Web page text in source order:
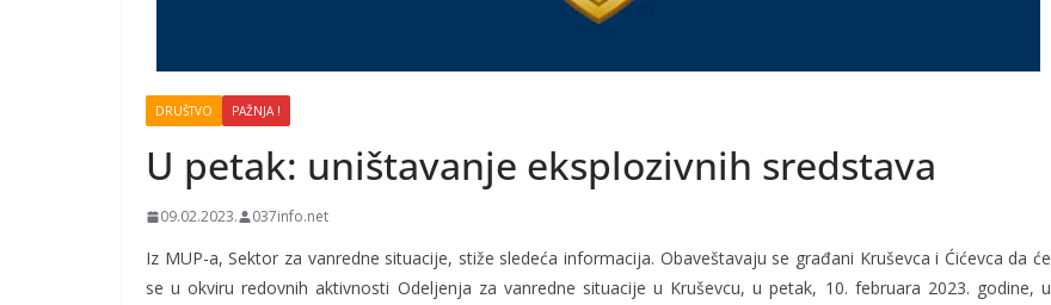
DRUŠTVO PAŽNJA !
U petak: uništavanje eksplozivnih sredstava
09.02.2023. 037info.net
Iz MUP-a, Sektor za vanredne situacije, stiže sledeća informacija. Obaveštavaju se građani Kruševca i Ćićevca da će
se u okviru redovnih aktivnosti Odeljenja za vanredne situacije u Kruševcu, u petak, 10. februara 2023. godine, u